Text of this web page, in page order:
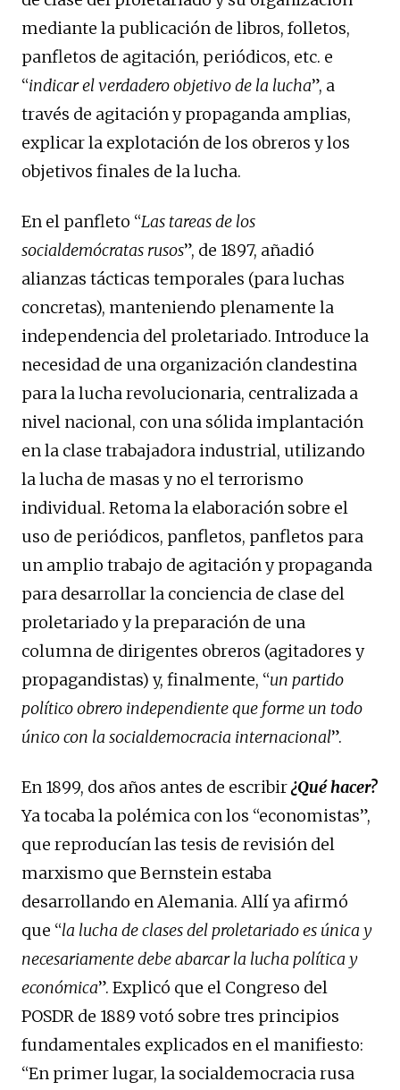
mediante la publicación de libros, folletos,
panfletos de agitación, periódicos, etc. e
“indicar el verdadero objetivo de la lucha”, a
través de agitación y propaganda amplias,
explicar la explotación de los obreros y los
objetivos finales de la lucha.
En el panfleto “Las tareas de los
socialdemócratas rusos”, de 1897, añadió
alianzas tácticas temporales (para luchas
concretas), manteniendo plenamente la
independencia del proletariado. Introduce la
necesidad de una organización clandestina
para la lucha revolucionaria, centralizada a
nivel nacional, con una sólida implantación
en la clase trabajadora industrial, utilizando
la lucha de masas y no el terrorismo
individual. Retoma la elaboración sobre el
uso de periódicos, panfletos, panfletos para
un amplio trabajo de agitación y propaganda
para desarrollar la conciencia de clase del
proletariado y la preparación de una
columna de dirigentes obreros (agitadores y
propagandistas) y, finalmente, “un partido
político obrero independiente que forme un todo
único con la socialdemocracia internacional”.
En 1899, dos años antes de escribir¿Qué hacer?
Ya tocaba la polémica con los “economistas”,
que reproducían las tesis de revisión del
marxismo que Bernstein estaba
desarrollando en Alemania. Allí ya afirmó
que “la lucha de clases del proletariado es única y
necesariamente debe abarcar la lucha política y
económica”. Explicó que el Congreso del
POSDR de 1889 votó sobre tres principios
fundamentales explicados en el manifiesto:
“En primer lugar, la socialdemocracia rusa